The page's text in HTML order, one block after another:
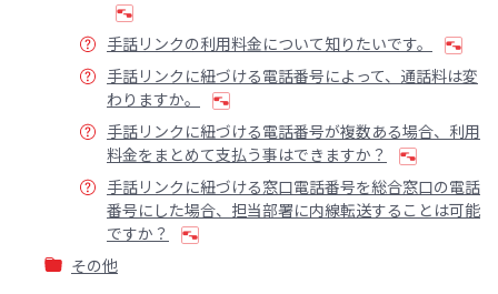
手話リンクの利用料金について知りたいです。
手話リンクに紐づける電話番号によって、通話料は変
わりますか。
手話リンクに紐づける電話番号が複数ある場合、利用
料金をまとめて支払う事はできますか？
手話リンクに紐づける窓口電話番号を総合窓口の電話
番号にした場合、担当部署に内線転送することは可能
ですか？
その他